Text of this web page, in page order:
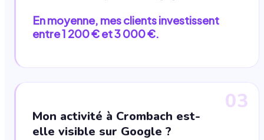
En moyenne, mes clients investissent
entre 1 200 € et 3 000 €.
03
Mon activité à Crombach est-
elle visible sur Google ?